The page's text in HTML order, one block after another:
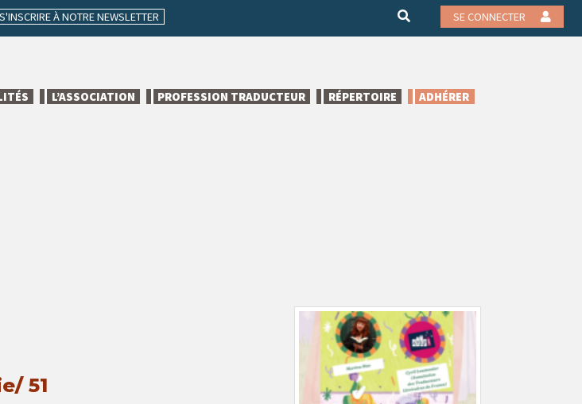
S'INSCRIRE À NOTRE NEWSLETTER SE CONNECTER
L’ASSOCIATION PROFESSION TRADUCTEUR RÉPERTOIRE ADHÉRER
51